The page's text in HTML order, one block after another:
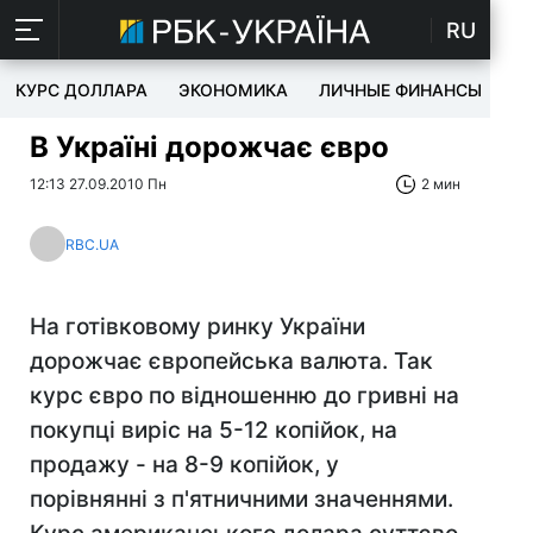
RU
КУРС ДОЛЛАРА ЭКОНОМИКА ЛИЧНЫЕ ФИНАНСЫ
В Україні дорожчає євро
12:13 27.09.2010 Пн 2 мин
RBC.UA
На готівковому ринку України
дорожчає європейська валюта. Так
курс євро по відношенню до гривні на
покупці виріс на 5-12 копійок, на
продажу - на 8-9 копійок, у
порівнянні з п'ятничними значеннями.